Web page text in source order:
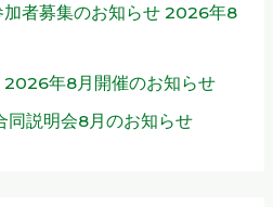
加者募集のお知らせ 2026年8
2026年8月開催のお知らせ
同説明会8月のお知らせ